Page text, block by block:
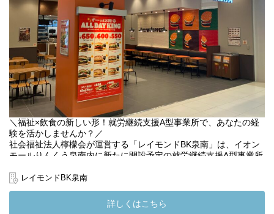
一緒に新しい店舗を盛り上げていきましょう！
見学も随時受け付けています。お気軽にお問い合わせください。
(変更の範囲）法人の定める業務
＼福祉×飲食の新しい形！就労継続支援A型事業所で、あなたの経
験を活かしませんか？／
社会福祉法人檸檬会が運営する「レイモンドBK泉南」は、イオン
モールりんくう泉南内に新たに開設予定の就労継続支援A型事業所
いのある方々が実際の店舗運営に関わる準備が着々と進んでいま
現在、この新しい挑戦を共に支えてくださるサービス管理責任者
レイモンドBK泉南
詳しくはこちら